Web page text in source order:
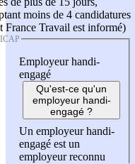
moins de 4 candidatures
France Travail est informé)
Employeur handi-
engagé
Qu'est-ce qu'un
employeur handi-
engagé ?
Un employeur handi-
engagé est un
employeur reconnu